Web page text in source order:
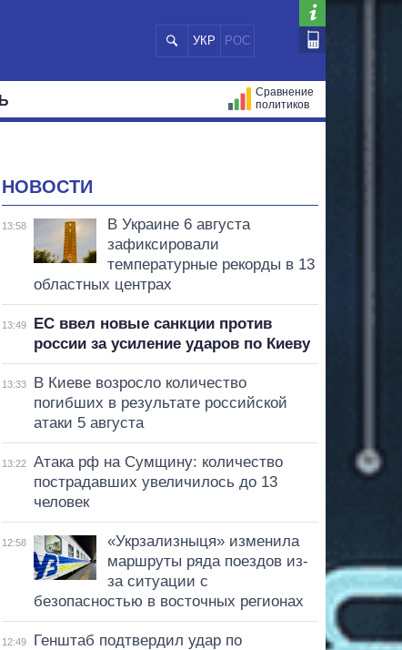
УКР РОС
Сравнение
политиков
НОВОСТИ
13:58
В Украине 6 августа
зафиксировали
температурные рекорды в 13
областных центрах
13:49
ЕС ввел новые санкции против
россии за усиление ударов по Киеву
13:33
В Киеве возросло количество
погибших в результате российской
атаки 5 августа
13:22
Атака рф на Сумщину: количество
пострадавших увеличилось до 13
человек
12:58
«Укрзализныця» изменила
маршруты ряда поездов из-
за ситуации с
безопасностью в восточных регионах
12:49
Генштаб подтвердил удар по